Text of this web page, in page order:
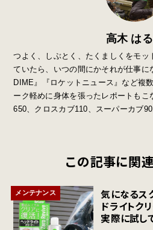
高木 は
つよく、しぶとく、たくましくをモッ
ていたら、いつの間にかそれが仕事に
DIME』『ロケットニュース』など複
ーク軽めに身体を張ったレポートもこ
650、クロスカブ110、スーパーカブ90
この記事に関
メンテナンス
気になるス
ドライトク
実際に試し